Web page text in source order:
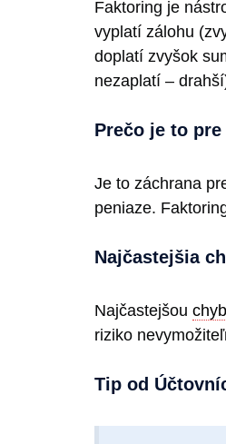
Faktoring je
vyplatí zálohu
doplatí zvyšok
nezaplatí –
Prečo je to
Je to záchrana
peniaze.
Najčastejšia
Najčastejšou
riziko
Tip od